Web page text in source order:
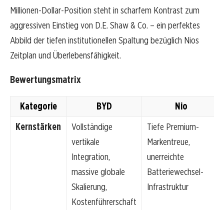
Millionen-Dollar-Position steht in scharfem Kontrast zum
aggressiven Einstieg von D.E. Shaw & Co. – ein perfektes
Abbild der tiefen institutionellen Spaltung bezüglich Nios
Zeitplan und Überlebensfähigkeit.
Bewertungsmatrix
Kategorie BYD
Nio
Kernstärken
Vollständige
vertikale
Integration,
massive globale
Skalierung,
Kostenführerschaft
Tiefe Premium-
Markentreue,
unerreichte
Batteriewechsel-
Infrastruktur